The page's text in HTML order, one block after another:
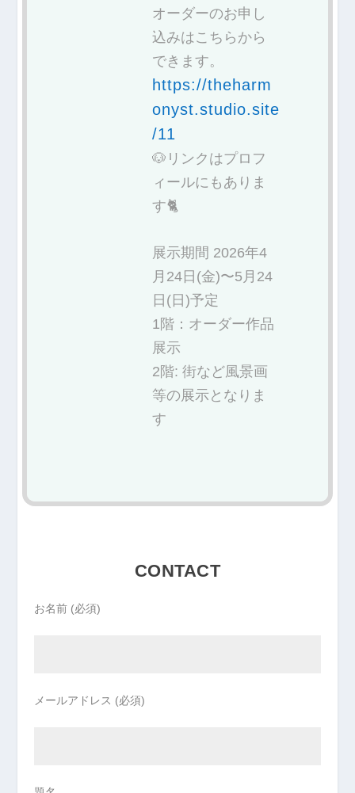
オーダーのお申し
込みはこちらから
できます。
https://theharm
onyst.studio.site
/11
🐶リンクはプロフ
ィールにもありま
す🐈
展示期間 2026年4
月24日(金)〜5月24
日(日)予定
1階：オーダー作品
展示
2階: 街など風景画
等の展示となりま
す
CONTACT
お名前 (必須)
メールアドレス (必須)